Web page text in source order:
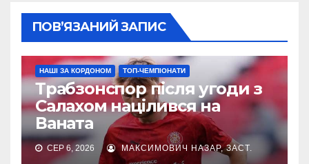
ПОВ’ЯЗАНИЙ ЗАПИС
НАШІ ЗА КОРДОНОМ ТОП-ЧЕМПІОНАТИ
Трабзонспор після угоди з
Салахом націлився на
Ваната
СЕР 6, 2026 МАКСИМОВИЧ НАЗАР, ЗАСТ.